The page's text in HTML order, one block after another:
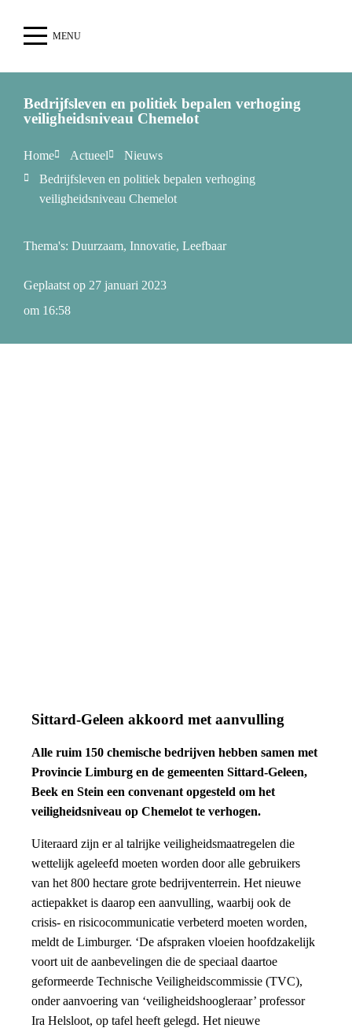
MENU
Bedrijfsleven en politiek bepalen verhoging
veiligheidsniveau Chemelot
Home Actueel
Nieuws
Bedrijfsleven en politiek bepalen verhoging
veiligheidsniveau Chemelot
Geplaatst op 27 januari 2023
om 16:58
Thema's: Duurzaam, Innovatie, Leefbaar
Sittard-Geleen akkoord met aanvulling
Alle ruim 150 chemische bedrijven hebben samen met
Provincie Limburg en de gemeenten Sittard-Geleen,
Beek en Stein een convenant opgesteld om het
veiligheidsniveau op Chemelot te verhogen.
Uiteraard zijn er al talrijke veiligheidsmaatregelen die
wettelijk ageleefd moeten worden door alle gebruikers
van het 800 hectare grote bedrijventerrein. Het nieuwe
actiepakket is daarop een aanvulling, waarbij ook de
crisis- en risicocommunicatie verbeterd moeten worden,
meldt de Limburger. ‘De afspraken vloeien hoofdzakelijk
voort uit de aanbevelingen die de speciaal daartoe
geformeerde Technische Veiligheidscommissie (TVC),
onder aanvoering van ‘veiligheidshoogleraar’ professor
Ira Helsloot, op tafel heeft gelegd. Het nieuwe